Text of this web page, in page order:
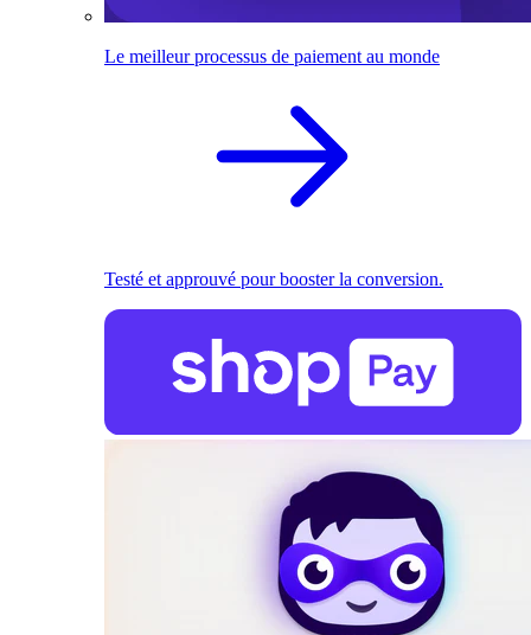
Le meilleur processus de paiement au monde
Testé et approuvé pour booster la conversion.